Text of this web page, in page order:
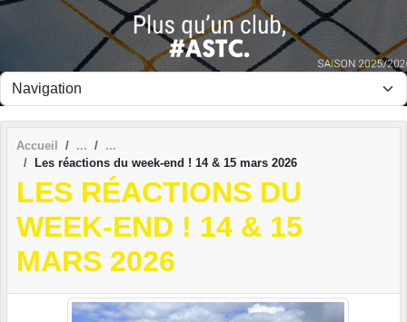
Accueil
Les réactions du week-end ! 14 & 15 mars 2026
LES RÉACTIONS DU
WEEK-END ! 14 & 15
MARS 2026
Panneau de gestion des cookies